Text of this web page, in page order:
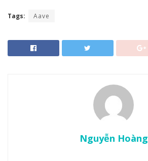
Tags: Aave
Nguyễn Hoàng